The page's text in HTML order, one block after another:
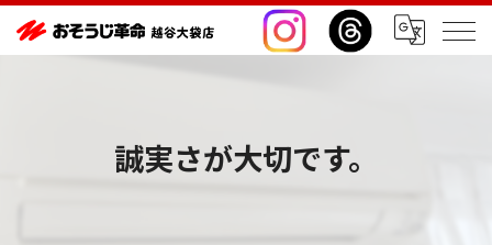
誠実さが大切です。